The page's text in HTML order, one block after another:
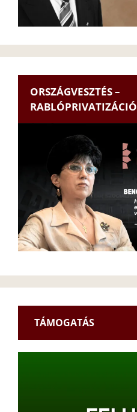
ORSZÁGVESZTÉS –
RABLÓPRIVATIZÁCIÓ
TÁMOGATÁS